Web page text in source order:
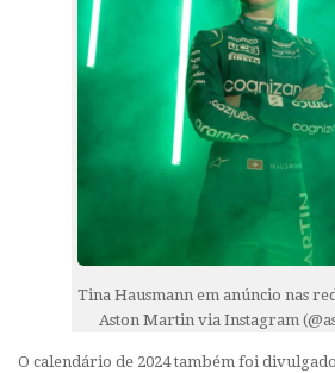
Tina Hausmann em anúncio nas
Aston Martin via Instagram
O calendário de 2024 também foi